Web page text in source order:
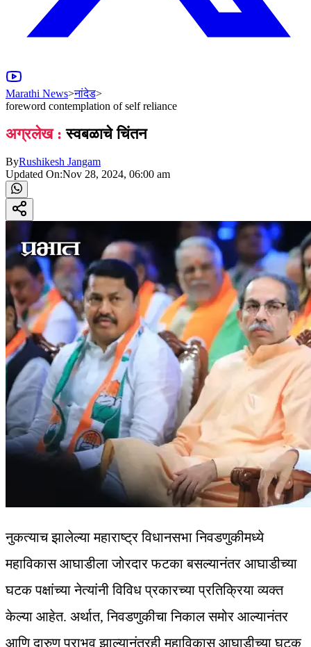
Marathi News>नांदेड>
foreword contemplation of self reliance
अग्रलेख : स्वबळाचे चिंतन
ByRushikesh Jangam
Updated On:Nov 28, 2024, 06:00 am
नुकत्याच झालेल्या महाराष्ट्र विधानसभा निवडणुकीमध्ये
महाविकास आघाडीला जोरदार फटका बसल्यानंतर आघाडीच्या
घटक पक्षांच्या नेत्यांनी विविध प्रकारच्या प्रतिक्रिया व्यक्त
केल्या आहेत. अर्थात, निवडणुकीचा निकाल समोर आल्यानंतर
आणि दारुण पराभव झाल्यानंतरही महाविकास आघाडीच्या घटक